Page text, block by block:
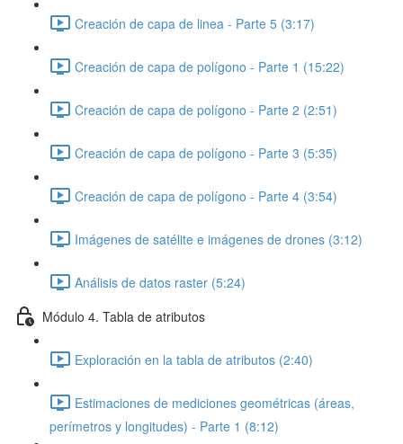
Creación de capa de linea - Parte 5 (3:17)
Creación de capa de polígono - Parte 1 (15:22)
Creación de capa de polígono - Parte 2 (2:51)
Creación de capa de polígono - Parte 3 (5:35)
Creación de capa de polígono - Parte 4 (3:54)
Imágenes de satélite e imágenes de drones (3:12)
Análisis de datos raster (5:24)
Módulo 4. Tabla de atributos
Exploración en la tabla de atributos (2:40)
Estimaciones de mediciones geométricas (áreas,
perímetros y longitudes) - Parte 1 (8:12)